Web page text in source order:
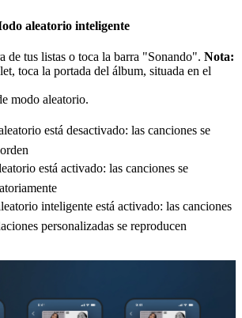
aleatorio inteligente
de tus listas o toca la barra "Sonando". Nota:
toca la portada del álbum, situada en el
modo aleatorio.
está desactivado: las canciones se
está activado: las canciones se
inteligente está activado: las canciones
personalizadas se reproducen